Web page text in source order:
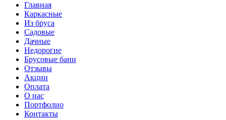
Главная
Каркасные
Из бруса
Садовые
Дачные
Недорогие
Брусовые бани
Отзывы
Акции
Оплата
О нас
Портфолио
Контакты